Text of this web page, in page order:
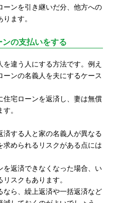
ーンを引き継いだ分、他方への
ます。
の支払いをする
違う人にする方法です。例え
ンの名義人を夫にするケース
住宅ローンを返済し、妻は無償
。
する人と家の名義人が異なる
求められるリスクがある点には
を返済できなくなった場合、い
スクもあります。
ら、繰上返済や一括返済など